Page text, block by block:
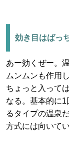
効き目はばっ
あー効くぜー。
ムンムンも作用
ちょっと入って
なる。基本的に
るタイプの温泉
方式には向いてい